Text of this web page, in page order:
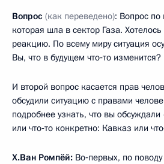
Вопрос (как переведено): Вопрос по
которая шла в сектор Газа.
реакцию. По всему миру ситуация
Вы, что в будущем что‑то изменится?
И второй вопрос касается прав
обсудили ситуацию с правами
подробнее узнать, что вы
или что‑то конкретно: Кавказ или
Х.Ван Ромпёй: Во‑первых, по